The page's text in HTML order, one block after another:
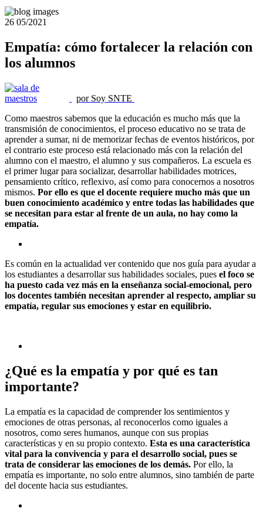
26 05/2021
Empatía: cómo fortalecer la relación con
los alumnos
por Soy SNTE
Como maestros sabemos que la educación es mucho más que la
transmisión de conocimientos, el proceso educativo no se trata de
aprender a sumar, ni de memorizar fechas de eventos históricos, por
el contrario este proceso está relacionado más con la relación del
alumno con el maestro, el alumno y sus compañeros. La escuela es
el primer lugar para socializar, desarrollar habilidades motrices,
pensamiento crítico, reflexivo, así como para conocernos a nosotros
mismos. Por ello es que el docente requiere mucho más que un
buen conocimiento académico y entre todas las habilidades que
se necesitan para estar al frente de un aula, no hay como la
empatía.
Es común en la actualidad ver contenido que nos guía para ayudar a
los estudiantes a desarrollar sus habilidades sociales, pues el foco se
ha puesto cada vez más en la enseñanza social-emocional, pero
los docentes también necesitan aprender al respecto, ampliar su
empatía, regular sus emociones y estar en equilibrio.
¿Qué es la empatía y por qué es tan
importante?
La empatía es la capacidad de comprender los sentimientos y
emociones de otras personas, al reconocerlos como iguales a
nosotros, como seres humanos, aunque con sus propias
características y en su propio contexto. Esta es una característica
vital para la convivencia y para el desarrollo social, pues se
trata de considerar las emociones de los demás. Por ello, la
empatía es importante, no solo entre alumnos, sino también de parte
del docente hacia sus estudiantes.